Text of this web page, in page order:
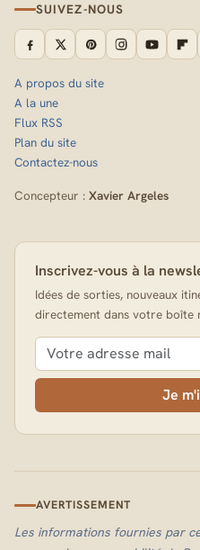
SUIVEZ-NOUS
A propos du site
A la une
Flux RSS
Plan du site
Contactez-nous
Concepteur : Xavier Argeles
Inscrivez-vous à la
Idées de sorties, nouveaux
directement dans votre boîte
Je
AVERTISSEMENT
Les informations fournies par